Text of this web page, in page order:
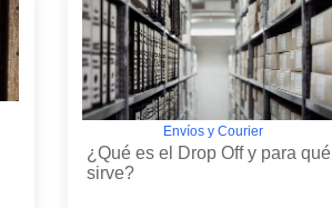
Envíos y Courier
¿Qué es el Drop Off y para qué
sirve?